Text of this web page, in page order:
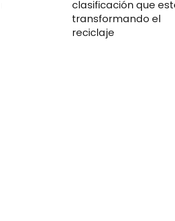
clasificación que
transformando el
reciclaje